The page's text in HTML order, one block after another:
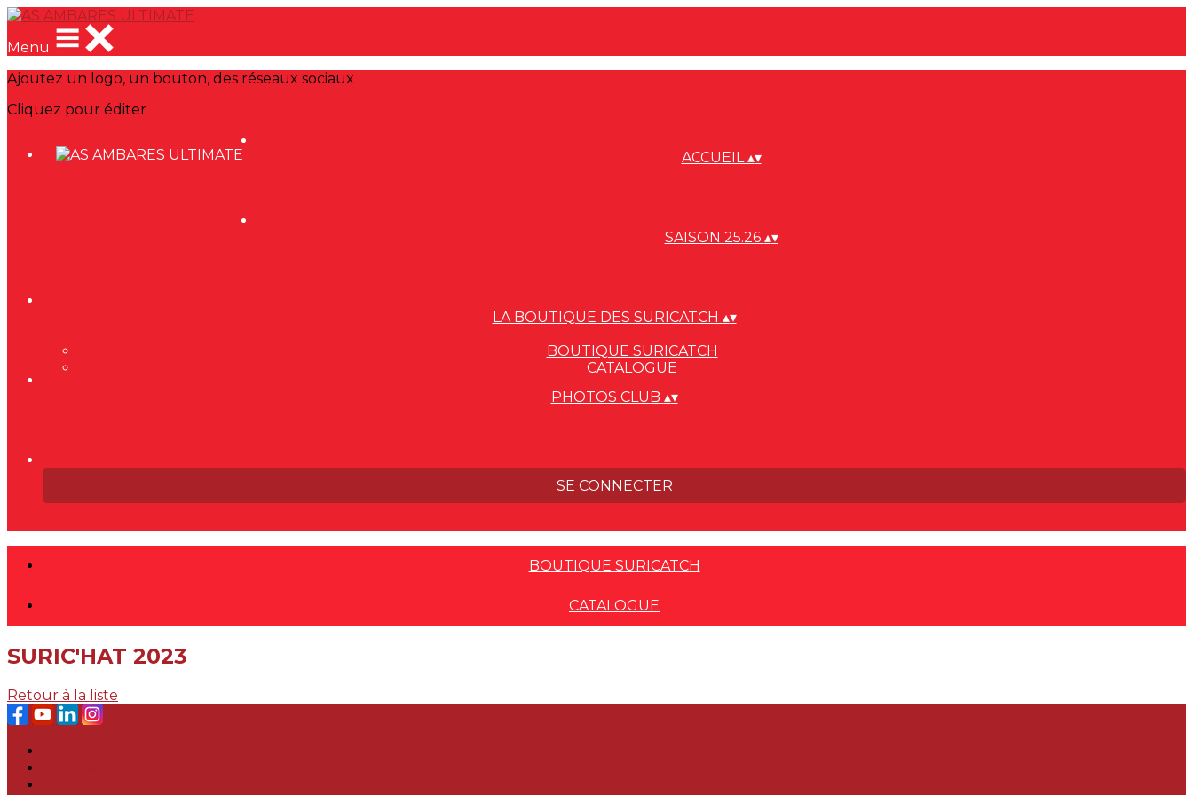
Menu
Ajoutez un logo, un bouton, des réseaux sociaux
Cliquez pour éditer
ACCUEIL▴▾
SAISON 25.26 ▴▾
LA BOUTIQUE DES SURICATCH ▴▾
BOUTIQUE SURICATCH
CATALOGUE
PHOTOS CLUB ▴▾
SE CONNECTER
BOUTIQUE SURICATCH
CATALOGUE
SURIC'HAT 2023
Retour à la liste